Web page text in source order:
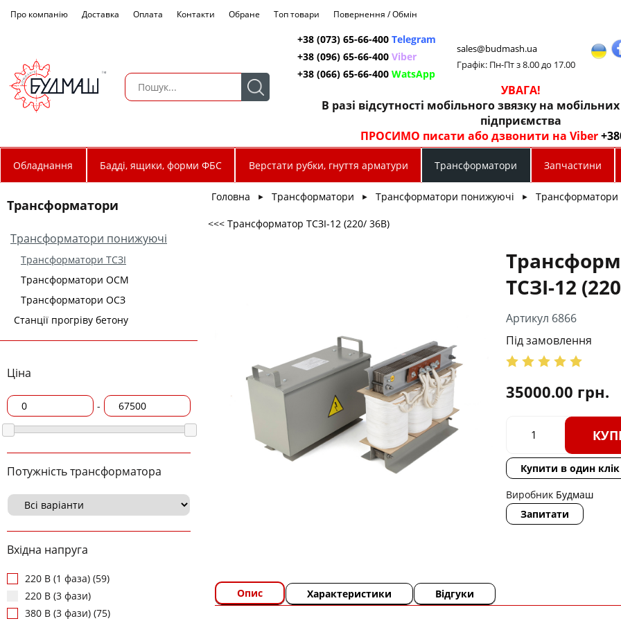
Про компанію Доставка Оплата Контакти Обране Топ товари Повернення / Обмін
+38 (073) 65-66-400 Telegram
+38 (096) 65-66-400 Viber
+38 (066) 65-66-400 WatsApp
sales@budmash.ua
Графік: Пн-Пт з 8.00 до 17.00
УВАГА!
В разі відсутності мобільного звязку на
підприємства
ПРОСИМО писати або дзвонити на Viber
Обладнання Бадді, ящики, форми ФБС Верстати рубки, гнуття арматури Трансформатори Запчастини
Трансформатори
Трансформатори понижуючі
Трансформатори ТСЗІ
Трансформатори ОСМ
Трансформатори ОСЗ
Станції прогріву бетону
Ціна
-
Потужність трансформатора
Вхідна напруга
220 В (1 фаза) (59)
220 В (3 фази)
380 В (3 фази) (75)
Головна ► Трансформатори ► Трансформатори понижуючі ► Трансформатори
<<< Трансформатор ТСЗІ-12 (220/ 36В)
ТСЗІ-12
Артикул 6866
Під замовлення
35000.00 грн.
Купити в один клік
Виробник Будмаш
Запитати
Опис Характеристики Відгуки